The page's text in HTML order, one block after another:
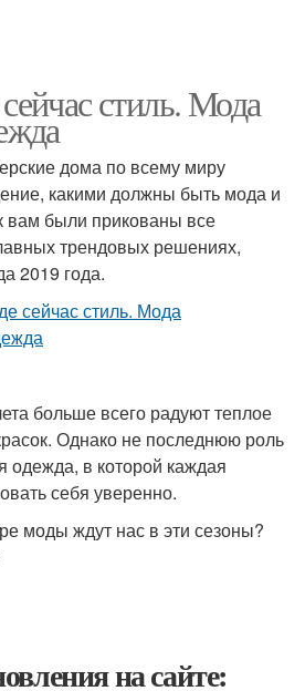
стиль. Мода
дома по всему миру
какими должны быть мода и
вам были прикованы все
трендовых решениях,
2019 года.
больше всего радуют теплое
Однако не последнюю роль
одежда, в которой каждая
себя уверенно.
моды ждут нас в эти сезоны?
на сайте: